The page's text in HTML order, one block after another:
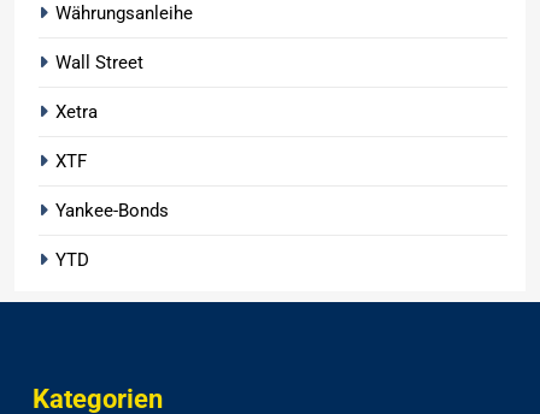
Währungsanleihe
Wall Street
Xetra
XTF
Yankee-Bonds
YTD
Kategorien